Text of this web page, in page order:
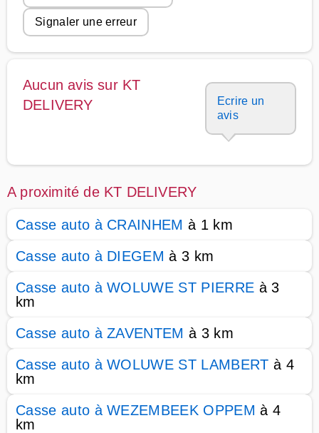
Signaler une erreur
Aucun avis sur KT
DELIVERY
Ecrire un
avis
A proximité de KT DELIVERY
Casse auto à CRAINHEM à 1 km
Casse auto à DIEGEM à 3 km
Casse auto à WOLUWE ST PIERRE à 3
km
Casse auto à ZAVENTEM à 3 km
Casse auto à WOLUWE ST LAMBERT à 4
km
Casse auto à WEZEMBEEK OPPEM à 4
km